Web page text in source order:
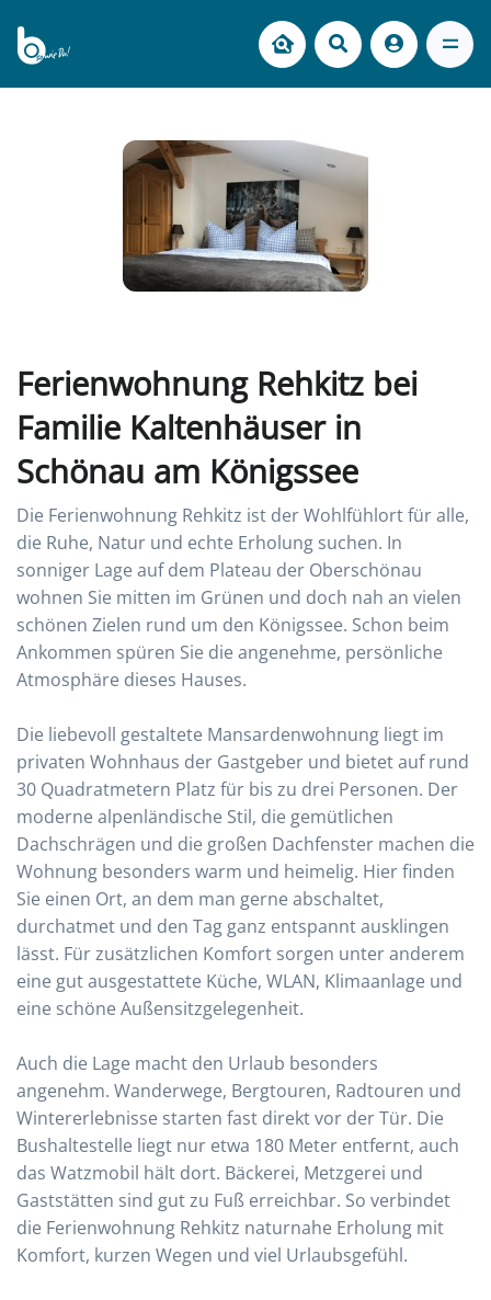
Ferienwohnung Rehkitz bei
Familie Kaltenhäuser in
Schönau am Königssee
Die Ferienwohnung Rehkitz ist der Wohlfühlort für alle,
die Ruhe, Natur und echte Erholung suchen. In
sonniger Lage auf dem Plateau der Oberschönau
wohnen Sie mitten im Grünen und doch nah an vielen
schönen Zielen rund um den Königssee. Schon beim
Ankommen spüren Sie die angenehme, persönliche
Atmosphäre dieses Hauses.
Die liebevoll gestaltete Mansardenwohnung liegt im
privaten Wohnhaus der Gastgeber und bietet auf rund
30 Quadratmetern Platz für bis zu drei Personen. Der
moderne alpenländische Stil, die gemütlichen
Dachschrägen und die großen Dachfenster machen die
Wohnung besonders warm und heimelig. Hier finden
Sie einen Ort, an dem man gerne abschaltet,
durchatmet und den Tag ganz entspannt ausklingen
lässt. Für zusätzlichen Komfort sorgen unter anderem
eine gut ausgestattete Küche, WLAN, Klimaanlage und
eine schöne Außensitzgelegenheit.
Auch die Lage macht den Urlaub besonders
angenehm. Wanderwege, Bergtouren, Radtouren und
Wintererlebnisse starten fast direkt vor der Tür. Die
Bushaltestelle liegt nur etwa 180 Meter entfernt, auch
das Watzmobil hält dort. Bäckerei, Metzgerei und
Gaststätten sind gut zu Fuß erreichbar. So verbindet
die Ferienwohnung Rehkitz naturnahe Erholung mit
Komfort, kurzen Wegen und viel Urlaubsgefühl.